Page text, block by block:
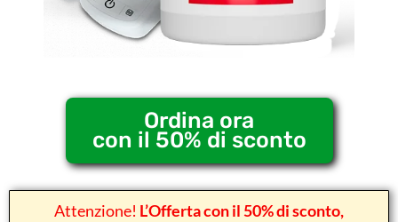
Ordina ora
con il 50% di sconto
Attenzione! L’Offerta con il 50% di sconto,